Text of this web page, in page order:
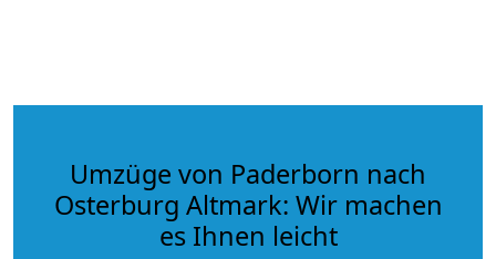
Umzüge von Paderborn nach
Osterburg Altmark: Wir machen
es Ihnen leicht